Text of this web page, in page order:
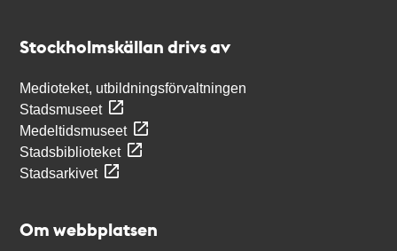
Stockholmskällan drivs av
Medioteket, utbildningsförvaltningen
Stadsmuseet
Medeltidsmuseet
Stadsbiblioteket
Stadsarkivet
Om webbplatsen